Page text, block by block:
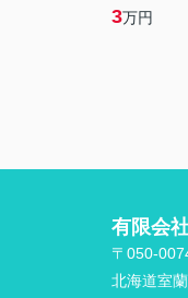
3万円
有限会
〒050-
北海道室